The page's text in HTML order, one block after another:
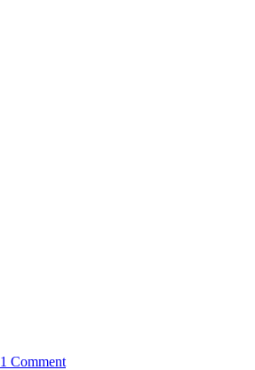
1 Comment